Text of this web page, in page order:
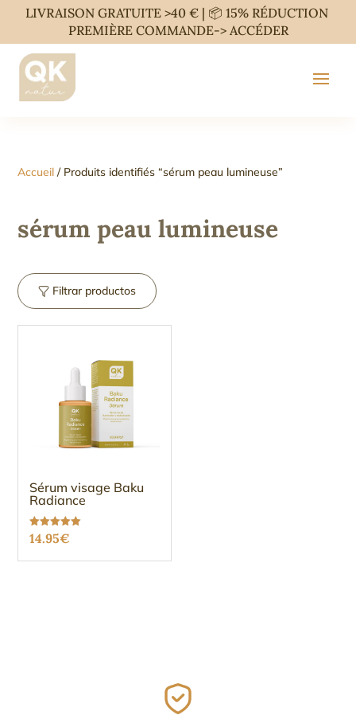
LIVRAISON GRATUITE >40 € | 📦 15% RÉDUCTION
PREMIÈRE COMMANDE-> ACCÉDER
Accueil / Produits identifiés “sérum peau lumineuse”
sérum peau lumineuse
Filtrar productos
Sérum visage Baku
Radiance
Note
5.00
14.95€